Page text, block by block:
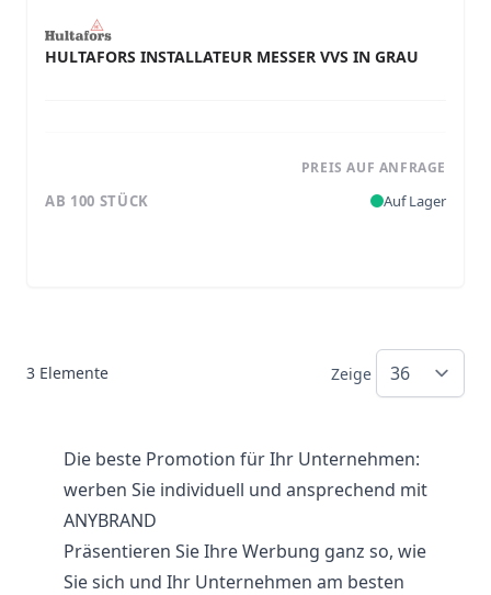
HULTAFORS INSTALLATEUR MESSER VVS IN GRAU
PREIS AUF ANFRAGE
AB 100 STÜCK Auf Lager
3 Elemente Zeige
Die beste Promotion für Ihr Unternehmen:
werben Sie individuell und ansprechend mit
ANYBRAND
Präsentieren Sie Ihre Werbung ganz so, wie
Sie sich und Ihr Unternehmen am besten